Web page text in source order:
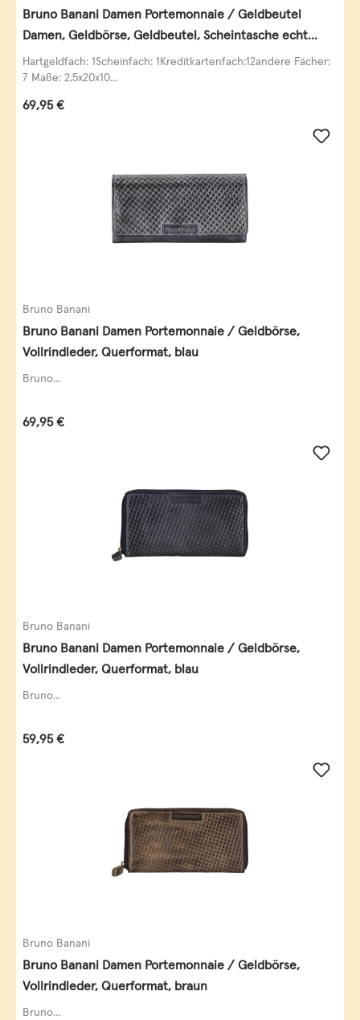
Bruno Banani Damen Portemonnaie / Geldbeutel
Damen, Geldbörse, Geldbeutel, Scheintasche echt
Leder
Hartgeldfach: 1Scheinfach: 1Kreditkartenfach:12andere Fächer:
7 Maße: 2,5x20x10...
Regulärer Preis:
69,95 €
Bruno Banani
Bruno Banani Damen Portemonnaie / Geldbörse,
Vollrindleder, Querformat, blau
Bruno...
Regulärer Preis:
69,95 €
Bruno Banani
Bruno Banani Damen Portemonnaie / Geldbörse,
Vollrindleder, Querformat, blau
Bruno...
Regulärer Preis:
59,95 €
Bruno Banani
Bruno Banani Damen Portemonnaie / Geldbörse,
Vollrindleder, Querformat, braun
Bruno...